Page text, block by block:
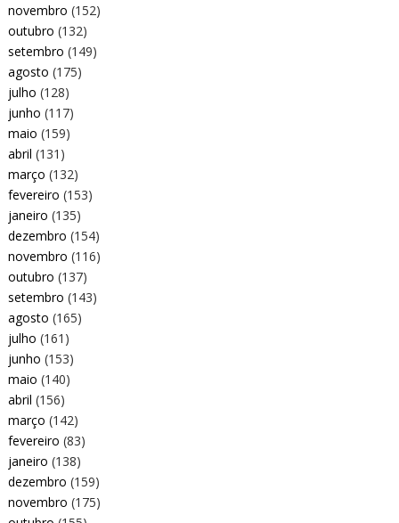
novembro (152)
outubro (132)
setembro (149)
agosto (175)
julho (128)
junho (117)
maio (159)
abril (131)
março (132)
fevereiro (153)
janeiro (135)
dezembro (154)
novembro (116)
outubro (137)
setembro (143)
agosto (165)
julho (161)
junho (153)
maio (140)
abril (156)
março (142)
fevereiro (83)
janeiro (138)
dezembro (159)
novembro (175)